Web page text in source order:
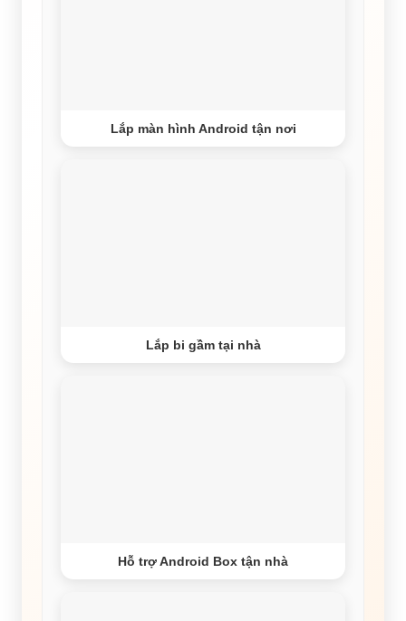
Lắp màn hình Android tận nơi
Lắp bi gầm tại nhà
Hỗ trợ Android Box tận nhà